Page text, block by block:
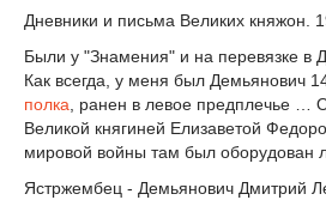
Дневники и письма Великих княжон.
Были у "Знамения" и на перевязке в
Как всегда, у меня был Демьянович
полка , ранен в левое предплечье …
Великой княгиней Елизаветой
мировой войны там был оборудован
Ястржембец - Демьянович Дмитрий